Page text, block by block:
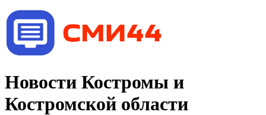
Новости Костромы и
Костромской области